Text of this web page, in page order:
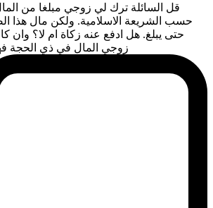
قل السائلة ترك لي زوجي مبلغا من
حسب الشريعة الاسلامية. ولكن مال هذا
حتى يبلغ. هل ادفع عنه زكاة ام لا؟ وان
زوجي المال في ذي الحجة